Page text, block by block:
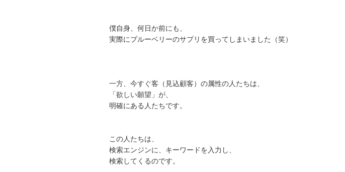
僕自身、何日か前にも、
実際にブルーベリーのサプリを買ってしまいました（笑）
一方、今すぐ客（見込顧客）の属性の人たちは、
「欲しい願望」が、
明確にある人たちです。
この人たちは、
検索エンジンに、キーワードを入力し、
検索してくるのです。